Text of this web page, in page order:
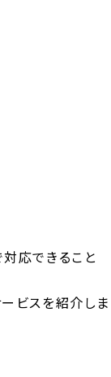
応できること
ビスを紹介しま